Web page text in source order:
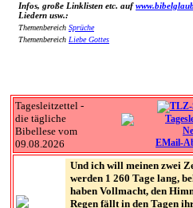
Infos, große Linklisten etc. auf
Liedern usw.:
Themenbereich Sprüche
Themenbereich Liebe Gottes
Tagesleitzettel -
die tägliche
Bibellese vom
09.08.2026
EMail-
Und ich will meinen zwei
werden 1 260 Tage lang,
haben Vollmacht, den
Regen fällt in den Tagen